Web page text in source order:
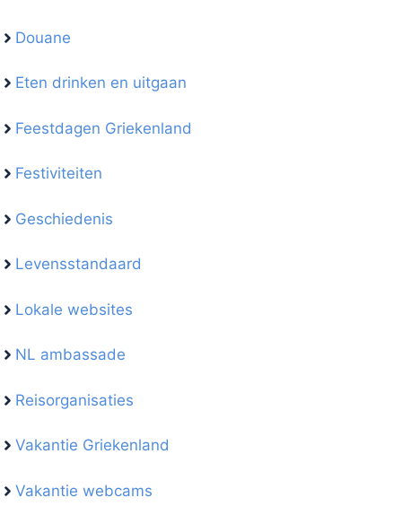
Douane
Eten drinken en uitgaan
Feestdagen Griekenland
Festiviteiten
Geschiedenis
Levensstandaard
Lokale websites
NL ambassade
Reisorganisaties
Vakantie Griekenland
Vakantie webcams